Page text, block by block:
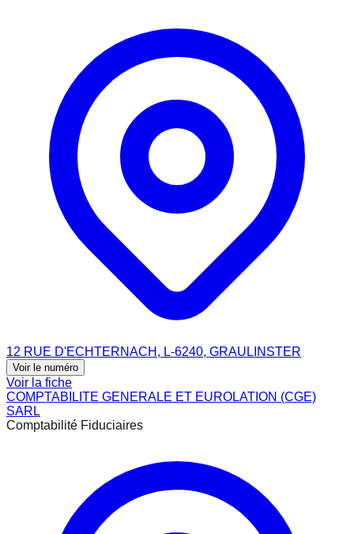
12 RUE D'ECHTERNACH, L-6240, GRAULINSTER
Voir le numéro
Voir la fiche
COMPTABILITE GENERALE ET EUROLATION (CGE)
SARL
Comptabilité Fiduciaires